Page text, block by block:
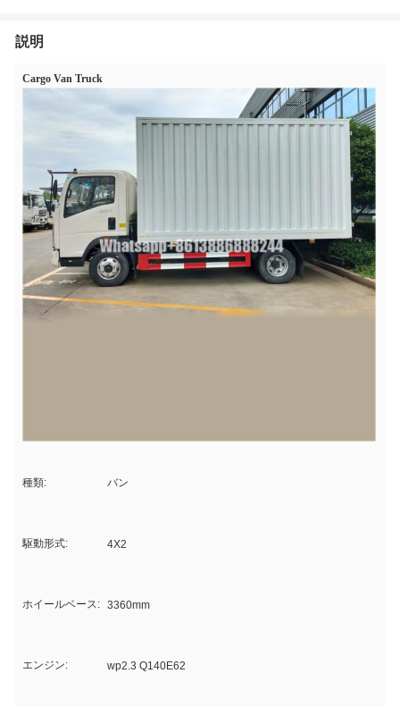
説明
Cargo Van Truck
種類: バン
駆動形式: 4X2
ホイールベース: 3360mm
エンジン: wp2.3 Q140E62